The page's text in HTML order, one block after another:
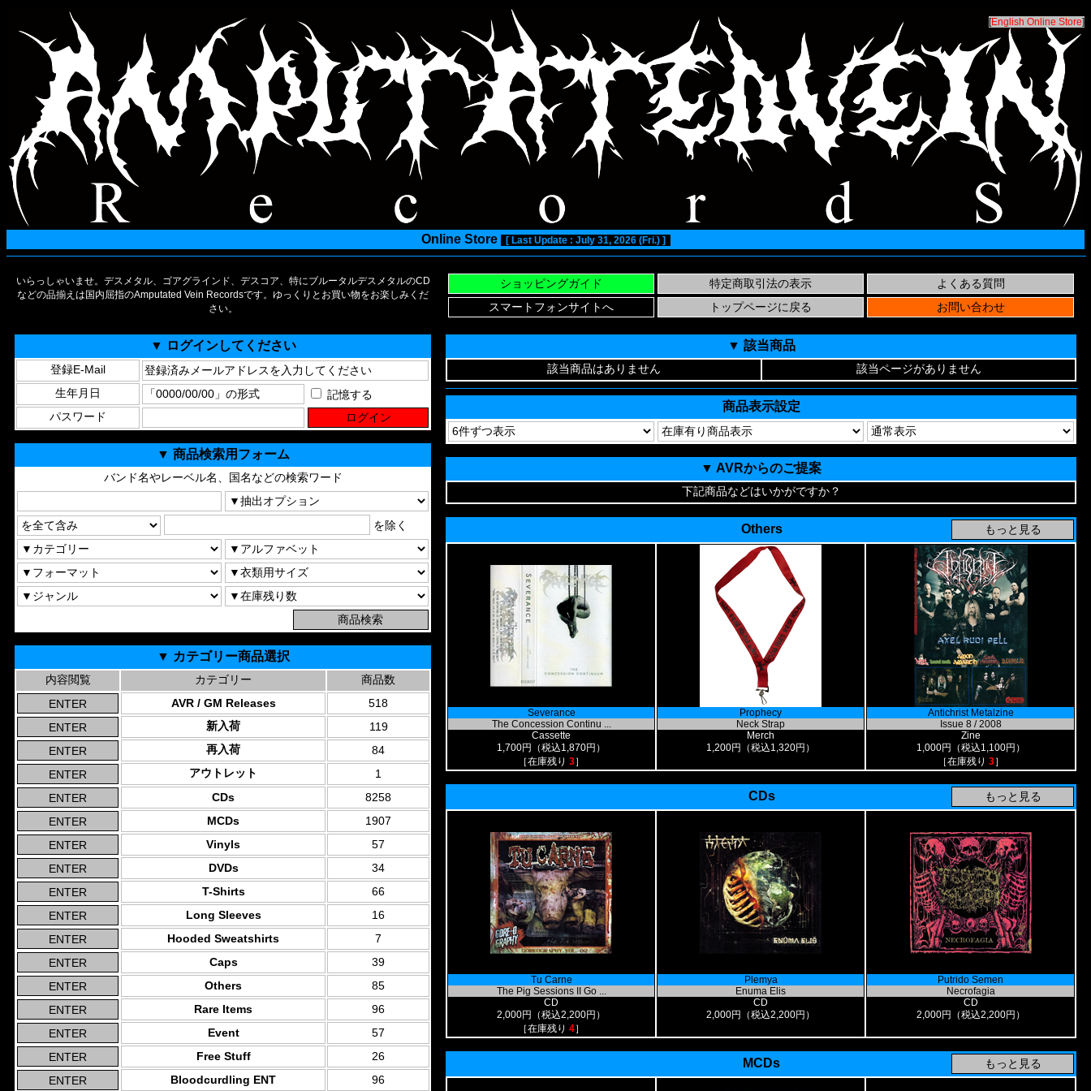
[English Online Store]
Online Store [ Last Update : July 31, 2026 (Fri.) ]
いらっしゃいませ。デスメタル、ゴアグラインド、デスコア、特にブルータルデスメタルのCD
などの品揃えは国内屈指のAmputated Vein Recordsです。ゆっくりとお買い物をお楽しみくだ
さい。
▼ ログインしてください
登録E-Mail
生年月日
記憶する
パスワード
▼ 商品検索用フォーム
バンド名やレーベル名、国名などの検索ワード
を除く
▼ カテゴリー商品選択
内容閲覧 カテゴリー
商品数
AVR / GM Releases
518
新入荷
119
再入荷
84
アウトレット
1
CDs
8258
MCDs
1907
Vinyls
57
DVDs
34
T-Shirts
66
Long Sleeves
16
Hooded Sweatshirts
7
Caps
39
Others
85
Rare Items
96
Event
57
Free Stuff
26
Bloodcurdling ENT
96
▼ 該当商品
該当商品はありません 該当ページがありません
商品表示設定
▼ AVRからのご提案
下記商品などはいかがですか？
Others
Severance
The Concession Continu ...
Cassette
1,700円（税込1,870円）
［在庫残り 3］
Prophecy
Neck Strap
Merch
1,200円（税込1,320円）
Antichrist Metalzine
Issue 8 / 2008
Zine
1,000円（税込1,100円）
［在庫残り 3］
CDs
Tu Carne
The Pig Sessions II Go ...
CD
2,000円（税込2,200円）
［在庫残り 4］
Plemya
Enuma Elis
CD
2,000円（税込2,200円）
Putrido Semen
Necrofagia
CD
2,000円（税込2,200円）
MCDs